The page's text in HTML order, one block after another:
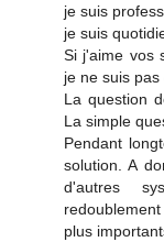
je suis
je suis
Si j'aime vos
je ne suis pas
La question
La simple
Pendant
solution. A
d'autres
plus